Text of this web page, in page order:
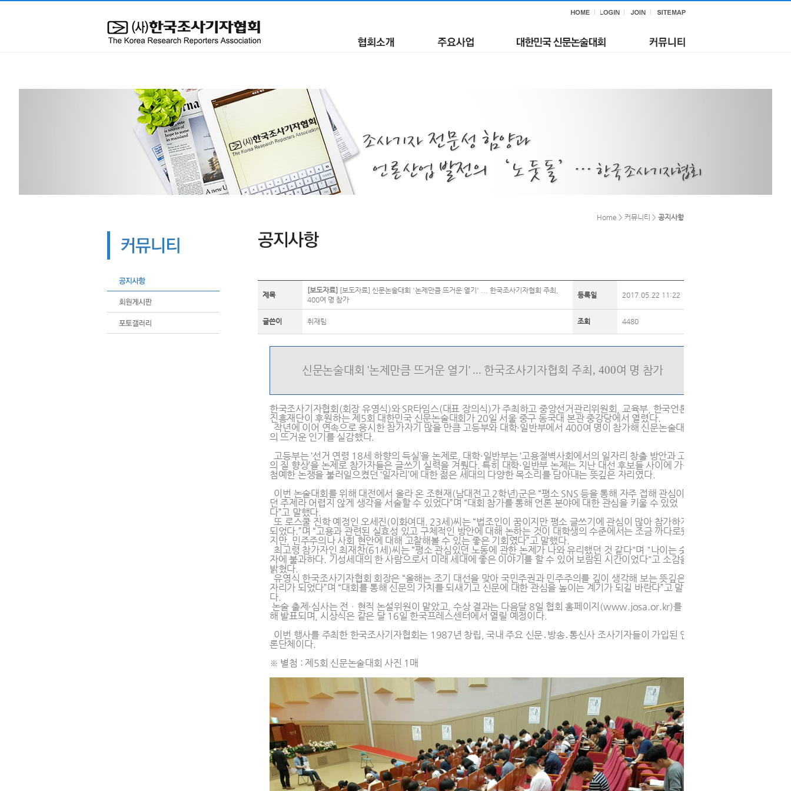
Home > 커뮤니티 > 공지사항
제목
[보도자료] [보도자료] 신문논술대회 '논제만큼 뜨거운 열기' ... 한국조사기자협회 주최,
400여 명 참가
등록일 2017.05.22 11:22
글쓴이 취재팀 조회 4480
신문논술대회 '논제만큼 뜨거운 열기 ' ... 한국조사기자협회 주최 ,400여 명 참가
한국조사기자협회(회장 유영식)와 SR타임스(대표 장의식)가 주최하고 중앙선거관리위원회, 교육부, 한국언론
진흥재단이 후원하는 제5회 대한민국 신문논술대회가 20일 서울 중구 동국대 본관 중강당에서 열렸다.
작년에 이어 연속으로 응시한 참가자기 많을 만큼 고등부와 대학·일반부에서 400여 명이 참가해 신문논술대회
의 뜨거운 인기를 실감했다.
고등부는 ‘선거 연령 18세 하향의 득실’을 논제로, 대학·일반부는 ‘고용절벽사회에서의 일자리 창출 방안과 고용
의 질 향상’을 논제로 참가자들은 글쓰기 실력을 겨뤘다. 특히 대학·일반부 논제는 지난 대선 후보들 사이에 가장
첨예한 논쟁을 불러일으켰던 ‘일자리’에 대한 젊은 세대의 다양한 목소리를 담아내는 뜻깊은 자리였다.
이번 논술대회를 위해 대전에서 올라 온 조현재(남대전고 2학년)군은 “평소 SNS 등을 통해 자주 접해 관심이 있
던 주제라 어렵지 않게 생각을 서술할 수 있었다”며 “대회 참가를 통해 언론 분야에 대한 관심을 키울 수 있었
다”고 말했다.
또 로스쿨 진학 예정인 오세진(이화여대. 23세)씨는 “법조인이 꿈이지만 평소 글쓰기에 관심이 많아 참가하게
되었다.”며 “고용과 관련된 실효성 있고 구체적인 방안에 대해 논하는 것이 대학생의 수준에서는 조금 까다로웠
지만, 민주주의나 사회 현안에 대해 고찰해볼 수 있는 좋은 기회였다”고 말했다.
최고령 참가자인 최재찬(61세)씨는 “평소 관심있던 노동에 관한 논제가 나와 유리했던 것 같다"며 "나이는 숫
자에 불과하다. 기성세대의 한 사람으로서 미래 세대에 좋은 이야기를 할 수 있어 보람된 시간이었다"고 소감을
밝혔다.
유영식 한국조사기자협회 회장은 “올해는 조기 대선을 맞아 국민주권과 민주주의를 깊이 생각해 보는 뜻깊은
자리가 되었다”며 “대회를 통해 신문의 가치를 되새기고 신문에 대한 관심을 높이는 계기가 되길 바란다”고 말했
다.
논술 출제·심사는 전ㆍ현직 논설위원이 맡았고, 수상 결과는 다음달 8일 협회 홈페이지(www.josa.or.kr)를 통
해 발표되며, 시상식은 같은 달 16일 한국프레스센터에서 열릴 예정이다.
이번 행사를 주최한 한국조사기자협회는 1987년 창립, 국내 주요 신문․방송․통신사 조사기자들이 가입된 언
론단체이다.
※ 별첨 : 제5회 신문논술대회 사진 1매